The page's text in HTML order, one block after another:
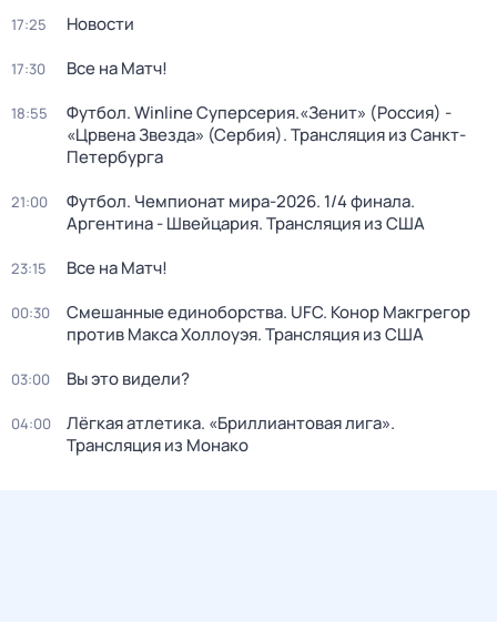
17:25 Новости
17:30 Все на Матч!
18:55
Футбол. Winline Суперсерия.«Зенит» (Россия) -
«Црвена Звезда» (Сербия). Трансляция из Санкт-
Петербурга
21:00
Футбол. Чемпионат мира-2026. 1/4 финала.
Аргентина - Швейцария. Трансляция из США
23:15 Все на Матч!
00:30
Смешанные единоборства. UFC. Конор Макгрегор
против Макса Холлоуэя. Трансляция из США
03:00 Вы это видели?
04:00
Лёгкая атлетика. «Бриллиантовая лига».
Трансляция из Монако